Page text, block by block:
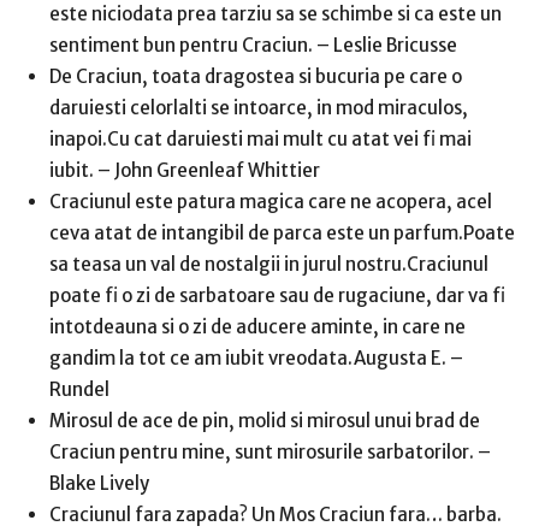
este niciodata prea tarziu sa se schimbe si ca este un
sentiment bun pentru Craciun. – Leslie Bricusse
De Craciun, toata dragostea si bucuria pe care o
daruiesti celorlalti se intoarce, in mod miraculos,
inapoi.Cu cat daruiesti mai mult cu atat vei fi mai
iubit. – John Greenleaf Whittier
Craciunul este patura magica care ne acopera, acel
ceva atat de intangibil de parca este un parfum.Poate
sa teasa un val de nostalgii in jurul nostru.Craciunul
poate fi o zi de sarbatoare sau de rugaciune, dar va fi
intotdeauna si o zi de aducere aminte, in care ne
gandim la tot ce am iubit vreodata.Augusta E. –
Rundel
Mirosul de ace de pin, molid si mirosul unui brad de
Craciun pentru mine, sunt mirosurile sarbatorilor. –
Blake Lively
Craciunul fara zapada? Un Mos Craciun fara… barba.